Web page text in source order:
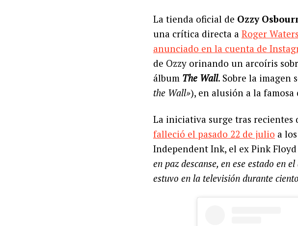
La tienda oficial de Ozzy
una crítica directa a Roger Waters
anunciado en la cuenta de
de Ozzy orinando un arcoíris
álbum The Wall. Sobre la imagen
the Wall»), en alusión a la famosa
La iniciativa surge tras recientes
falleció el pasado 22 de julio a
Independent Ink, el ex Pink
en paz descanse, en ese estado en
estuvo en la televisión durante